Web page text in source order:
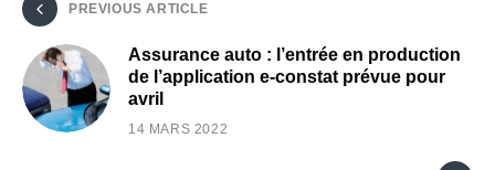
PREVIOUS ARTICLE
Assurance auto : l’entrée en production
de l’application e-constat prévue pour
avril
14 MARS 2022